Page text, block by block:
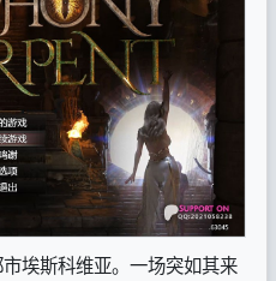
埃斯科维亚。一场突如其来